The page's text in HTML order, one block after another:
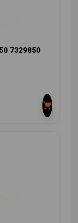
7329850